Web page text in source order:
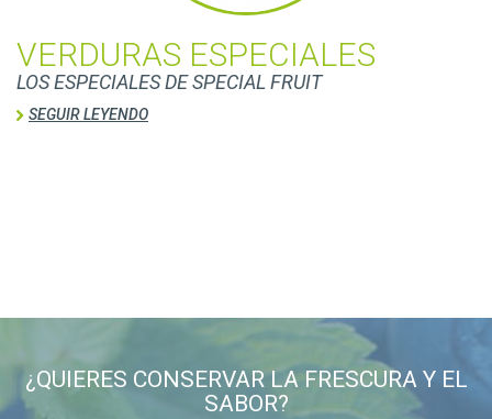
VERDURAS ESPECIALES
LOS ESPECIALES DE SPECIAL FRUIT
SEGUIR LEYENDO
¿QUIERES CONSERVAR LA FRESCURA Y EL
SABOR?